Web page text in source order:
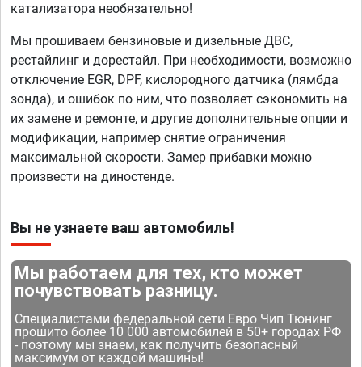
катализатора необязательно!
Мы прошиваем бензиновые и дизельные ДВС,
рестайлинг и дорестайл. При необходимости, возможно
отключение EGR, DPF, кислородного датчика (лямбда
зонда), и ошибок по ним, что позволяет сэкономить на
их замене и ремонте, и другие дополнительные опции и
модификации, например снятие ограничения
максимальной скорости. Замер прибавки можно
произвести на диностенде.
Вы не узнаете ваш автомобиль!
Мы работаем для тех, кто может
почувствовать разницу.
Специалистами федеральной сети Евро Чип Тюнинг
прошито более 10 000 автомобилей в 50+ городах РФ
- поэтому мы знаем, как получить безопасный
максимум от каждой машины!